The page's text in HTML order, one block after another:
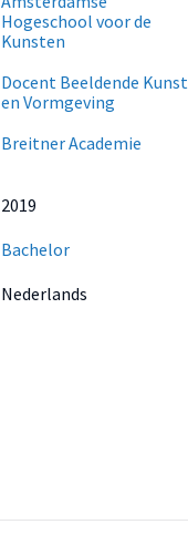
Hogeschool voor de
Kunsten
Docent Beeldende Kunst
en Vormgeving
Breitner Academie
2019
Bachelor
Nederlands